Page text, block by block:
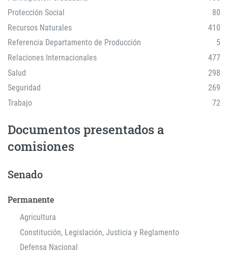
Protección Social
80
Recursos Naturales
410
Referencia Departamento de Producción
5
Relaciones Internacionales
477
Salud
298
Seguridad
269
Trabajo
72
Documentos presentados a
comisiones
Senado
Permanente
Agricultura
Constitución, Legislación, Justicia y Reglamento
Defensa Nacional